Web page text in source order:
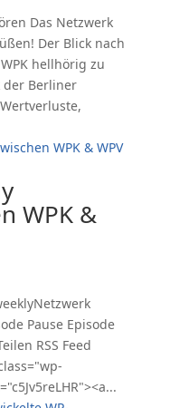
Das Netzwerk
Der Blick nach
hellhörig zu
der Berliner
WPK &
Pause Episode
RSS Feed